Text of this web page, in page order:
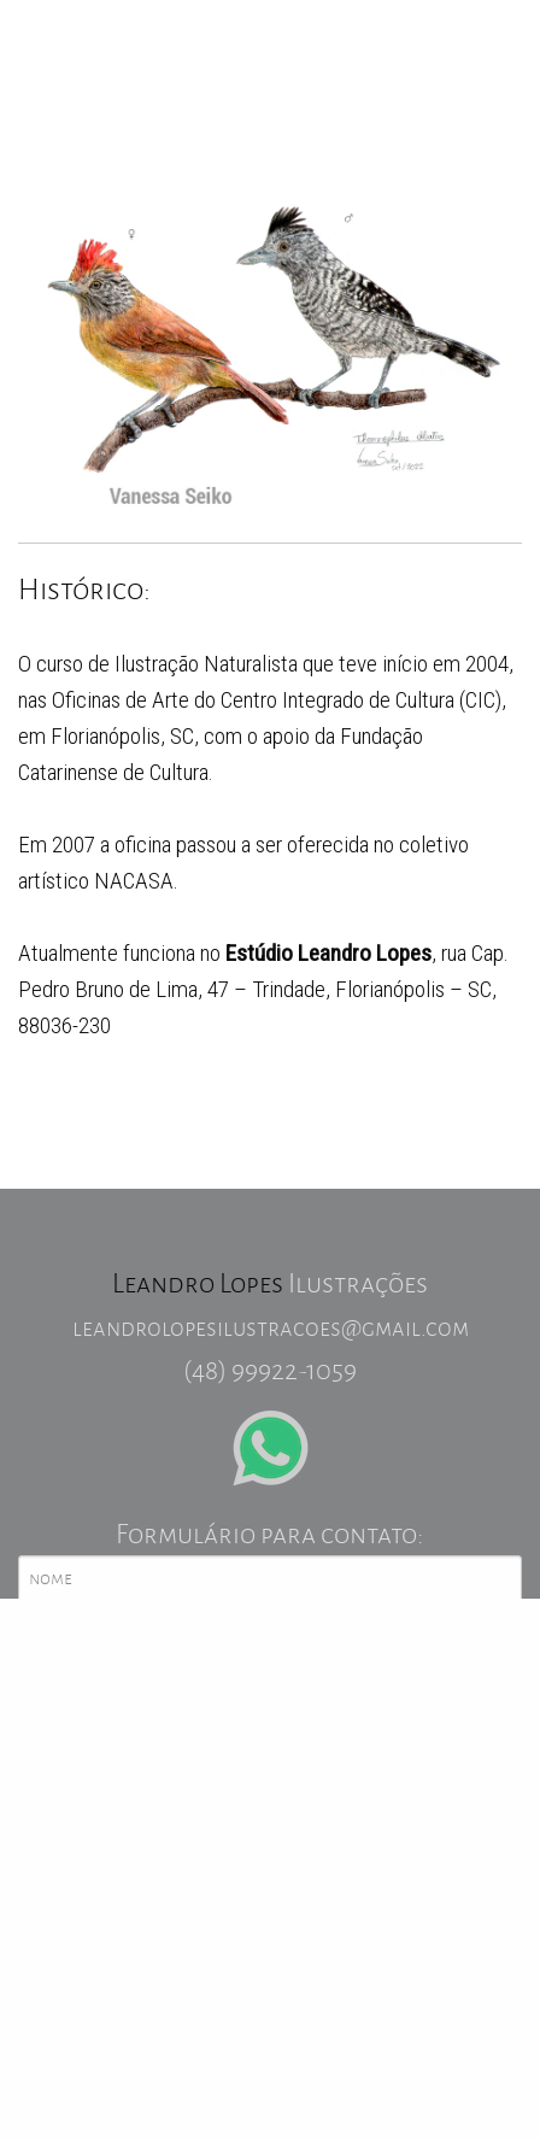
Histórico:
O curso de Ilustração Naturalista que teve início em 2004,
nas Oficinas de Arte do Centro Integrado de Cultura (CIC),
em Florianópolis, SC, com o apoio da Fundação
Catarinense de Cultura.
Em 2007 a oficina passou a ser oferecida no coletivo
artístico NACASA.
Atualmente funciona no Estúdio Leandro Lopes, rua Cap.
Pedro Bruno de Lima, 47 – Trindade, Florianópolis – SC,
88036-230
Leandro Lopes Ilustrações
leandrolopesilustracoes@gmail.com
(48) 99922-1059
Formulário para contato: